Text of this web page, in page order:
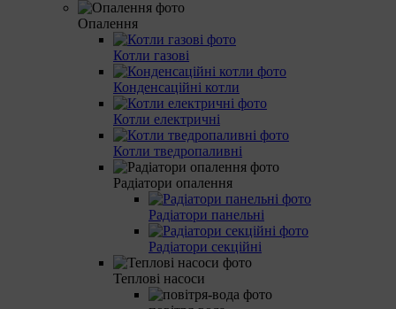
Опалення
Котли газові
Конденсаційні котли
Котли електричні
Котли тведропаливні
Радіатори опалення
Радіатори панельні
Радіатори секційні
Теплові насоси